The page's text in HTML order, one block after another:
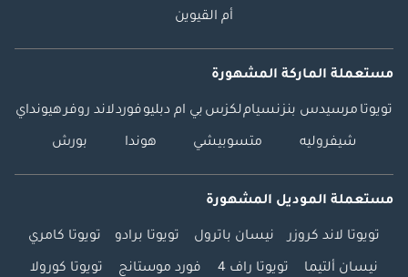
أم القيوين
مستعملة الماركة المشهورة
تويوتا مرسيدس بنزنسياملكزس بي ام دبليوفوردلاند روفرهيونداي
شيفروليه متسوبيشي هوندا بورش
مستعملة الموديل المشهورة
تويوتا لاند كروزر نيسان باترول تويوتا برادو تويوتا كامري
نيسان ألتيما تويوتا راف 4 فورد موستانج تويوتا كورولا